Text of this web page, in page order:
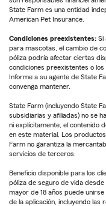
State Farm es una entidad
American Pet Insurance.
Condiciones preexistentes: Si
para mascotas, el cambio de
póliza podría afectar ciertas
condiciones preexistentes o
Informe a su agente de State
convenga mantener.
State Farm (incluyendo State
subsidiarias y afiliadas) no se
ni explícitamente, el contenido
en este material. Los
Farm no garantiza la
servicios de terceros.
Beneficio disponible para los
póliza de seguro de vida desde
mayor de 18 años puede
de la aplicación, incluyendo las